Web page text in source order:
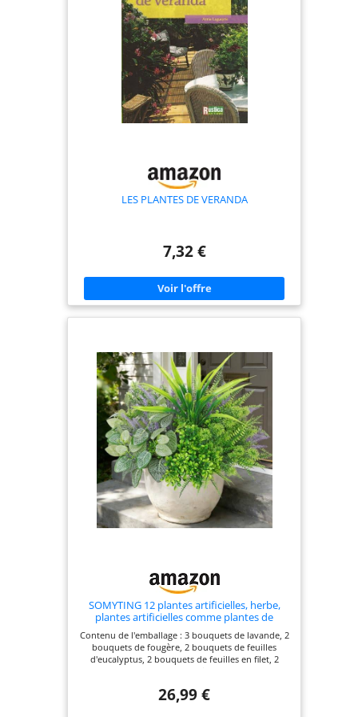
se décolorer ou perdre leur aspect réaliste. Ils
constituent une alternative idéale aux vraies
plantes et conservent un aspect frais toute
l’année. Le nettoyage est également très simple, il
suffit de l'essuyer délicatement avec un chiffon
humide. 🌻🌻CONCEPTION D'APPARENCE: Fausse
Plante Tombante suspendues présentent une
couleur verte fraîche et naturelle, ce qui peut
rendre les gens calmes et heureux. Ils sont parfaits
pour la décoration du bureau, non seulement en
prenant soin de nos yeux, mais aussi en nous
de la verdure aux espaces intérieurs et extérieurs,
mais peuvent également être accrochées sur des
balcons, des terrasses, des porches, des plafonds
ou des murs intérieurs, adaptées à une variété
LES PLANTES DE VERANDA
7,32 €
SOMYTING 12 plantes artificielles, herbe,
plantes artificielles comme plantes de
balcon artificielles, buissons, arbustes,
plantes vertes pour terrasses, jardin,
véranda, plante en plastique
Contenu de l'emballage : 3 bouquets de lavande, 2
bouquets de fougère, 2 bouquets de feuilles
d'eucalyptus, 2 bouquets de feuilles en filet, 2
artificielles sont fabriquées en plastique de haute
26,99 €